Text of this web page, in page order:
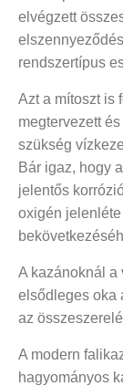
elvégzett
rendszertípus
Azt a mítoszt is
megtervezett
szükség
Bár igaz, hogy
jelentős
oxigén
A kazánoknál
elsődleges oka
az
A modern
hagyományos